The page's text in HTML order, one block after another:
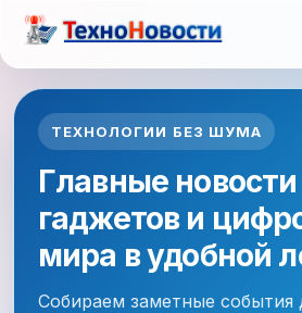
Перейти
содержимому
ТЕХНОЛОГИИ БЕЗ ШУМА
Главные новости
гаджетов и
мира в удобной
Собираем заметные события